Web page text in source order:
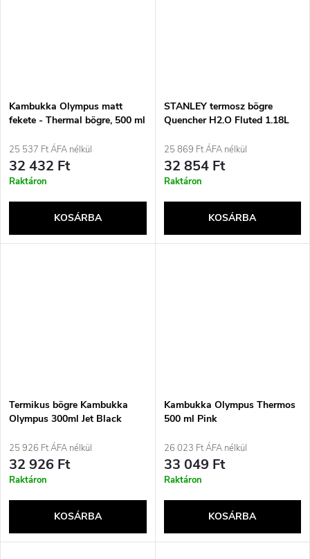
Kambukka Olympus matt
fekete - Thermal bögre, 500 ml
25 537 Ft ÁFA nélkül
32 432 Ft
Raktáron
KOSÁRBA
STANLEY termosz bögre
Quencher H2.O Fluted 1.18L
25 869 Ft ÁFA nélkül
32 854 Ft
Raktáron
KOSÁRBA
Termikus bögre Kambukka
Olympus 300ml Jet Black
25 926 Ft ÁFA nélkül
32 926 Ft
Raktáron
KOSÁRBA
Kambukka Olympus Thermos
500 ml Pink
26 023 Ft ÁFA nélkül
33 049 Ft
Raktáron
KOSÁRBA